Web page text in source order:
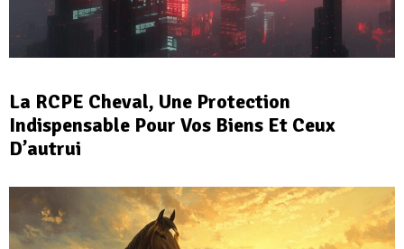
La RCPE Cheval, Une Protection
Indispensable Pour Vos Biens Et Ceux
D’autrui